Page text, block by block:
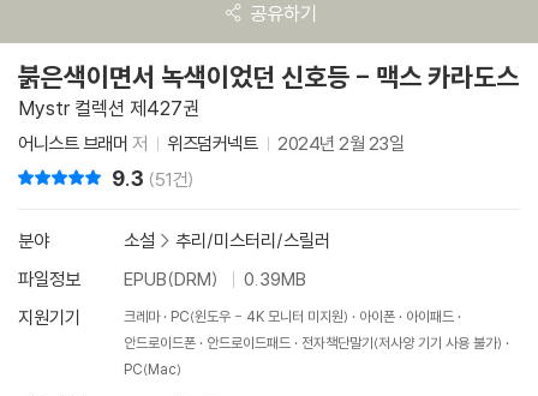
공유하기
붉은색이면서 녹색이었던 신호등 - 맥스 카라도스
Mystr 컬렉션 제427권
어니스트 브래머 저 위즈덤커넥트 2024년 2월 23일
9.3 (51건)
분야 소설 > 추리/미스터리/스릴러
파일정보
EPUB(DRM)
0.39MB
지원기기
크레마 PC(윈도우 - 4K 모니터 미지원) 아이폰
아이패드
안드로이드폰
안드로이드패드
전자책단말기(저사양 기기 사용 불가)
PC(Mac)